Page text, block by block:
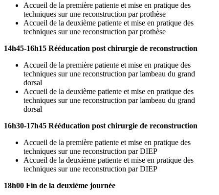
Accueil de la première patiente et mise en pratique des
techniques sur une reconstruction par prothèse
Accueil de la deuxième patiente et mise en pratique des
techniques sur une reconstruction par prothèse
14h45-16h15 Rééducation post chirurgie de reconstruction
Accueil de la première patiente et mise en pratique des
techniques sur une reconstruction par lambeau du grand
dorsal
Accueil de la deuxième patiente et mise en pratique des
techniques sur une reconstruction par lambeau du grand
dorsal
16h30-17h45 Rééducation post chirurgie de reconstruction
Accueil de la première patiente et mise en pratique des
techniques sur une reconstruction par DIEP
Accueil de la deuxième patiente et mise en pratique des
techniques sur une reconstruction par DIEP
18h00 Fin de la deuxième journée